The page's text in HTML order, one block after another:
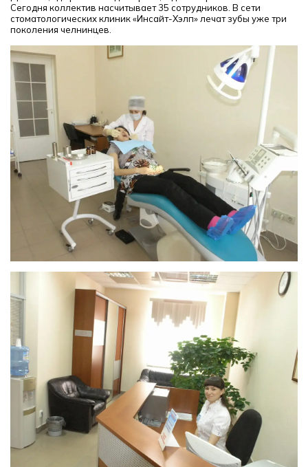
Сегодня коллектив насчитывает 35 сотрудников. В сети
стоматологических клиник «Инсайт-Хэлп» лечат зубы уже три
поколения челнинцев.